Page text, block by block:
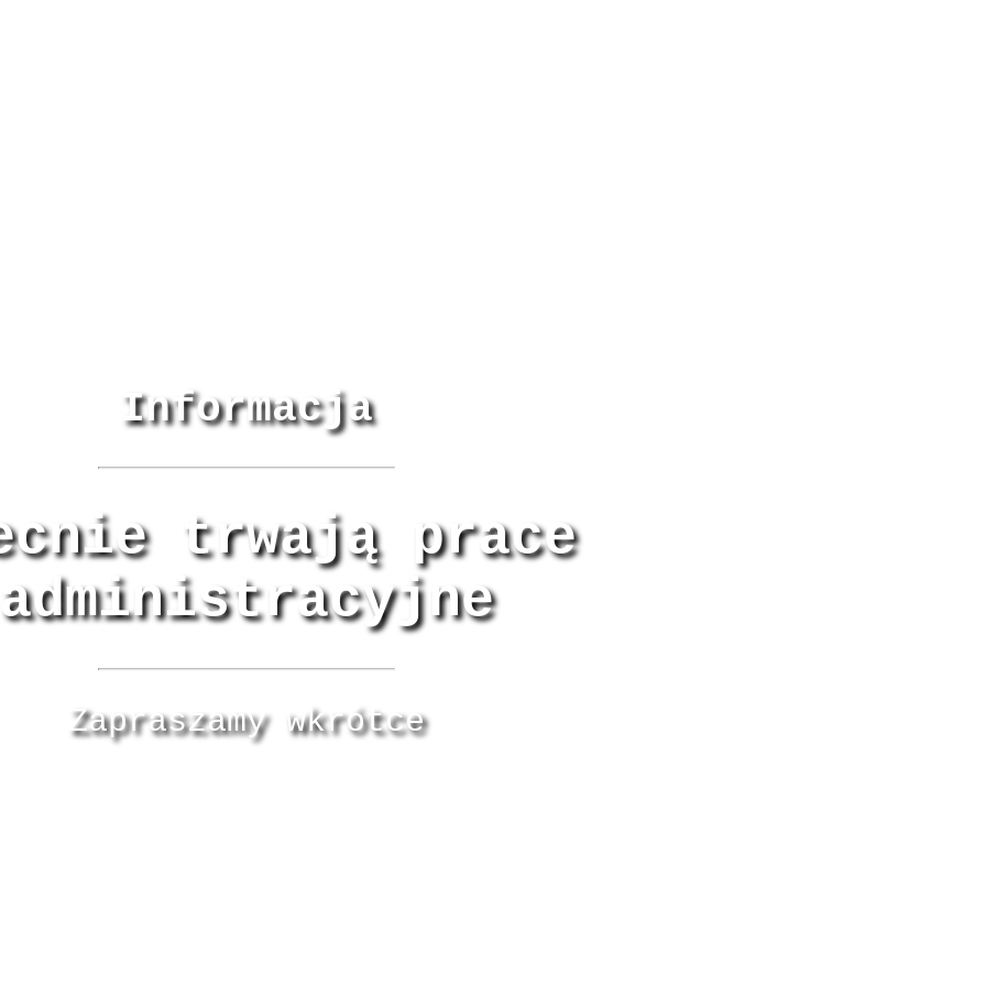
Informacja
trwają prace
administracyjne
Zapraszamy wkrótce